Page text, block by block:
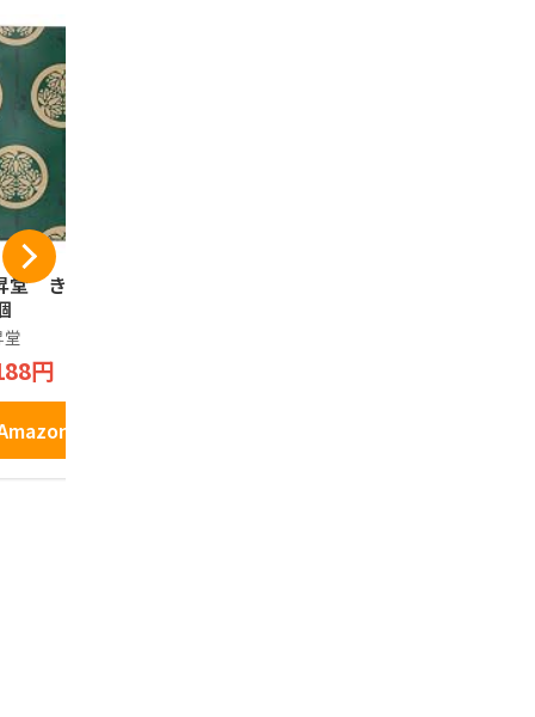
堂 きぬにしき
堂
円
で見る